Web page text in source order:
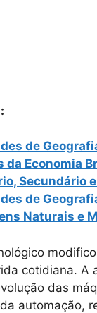
de
da Economia
Secundário
de
Naturais e
cotidiana. A
das
automação,